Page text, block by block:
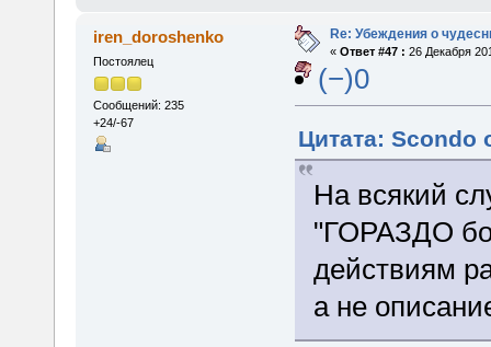
iren_doroshenko
Постоялец
Сообщений: 235
+24/-67
Re: Убеждения о
« Ответ #47 : 26 Декабря
(−)0
Цитата: Scondo
На всякий
"ГОРАЗДО
действиям
а не